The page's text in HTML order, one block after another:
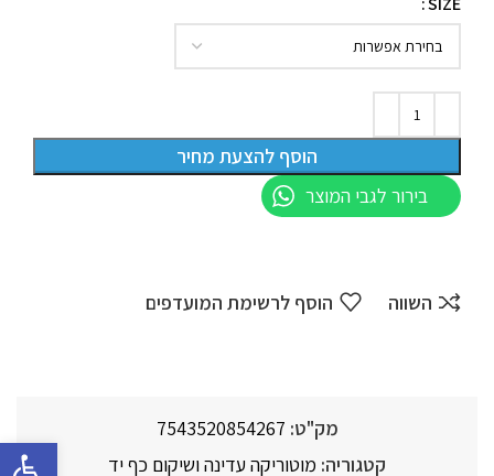
הוסף להצעת מחיר
בירור לגבי המוצר
השווה הוסף לרשימת המועדפים
מק"ט: 7543520854267
קטגוריה: מוטוריקה עדינה ושיקום כף יד
פתח